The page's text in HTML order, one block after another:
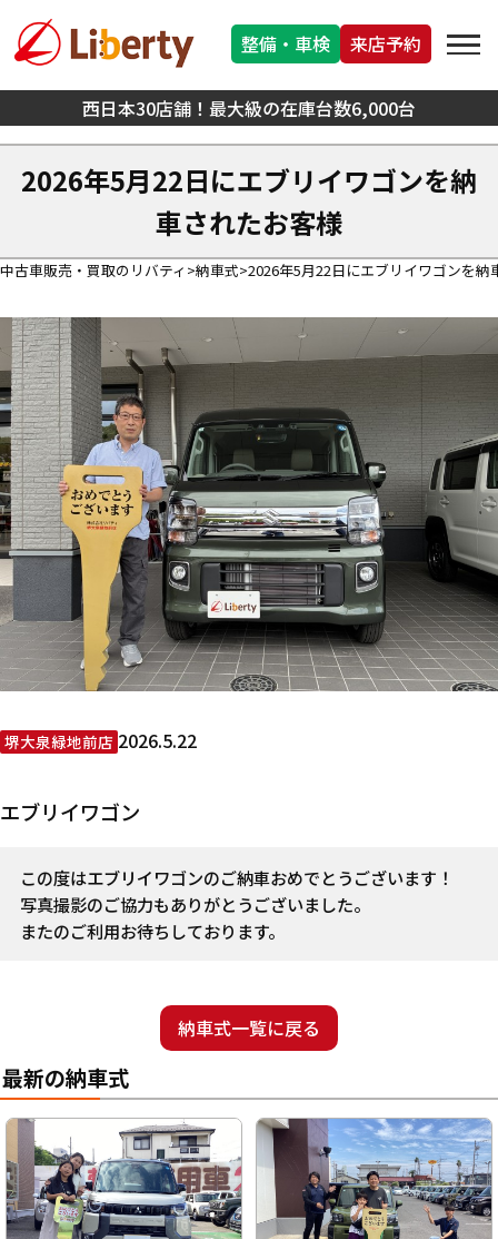
西日本30店舗！最大級の在庫台数6,000台
整備・車検 来店予約
2026年5月22日にエブリイワゴンを納
車されたお客様
中古車販売・買取のリバティ 納車式 2026年5月22日にエブリイワゴンを納
堺大泉緑地前店 2026.5.22
エブリイワゴン
この度はエブリイワゴンのご納車おめでとうございます！
写真撮影のご協力もありがとうございました。
またのご利用お待ちしております。
納車式一覧に戻る
最新の納車式